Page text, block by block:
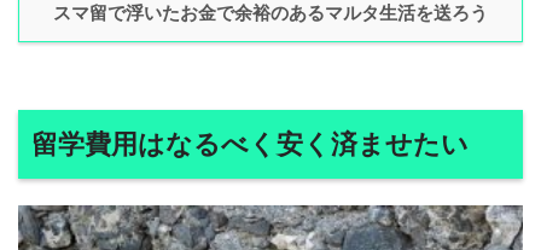
スマ留で浮いたお金で余裕のあるマルタ生活を送ろう
留学費用はなるべく安く済ませたい